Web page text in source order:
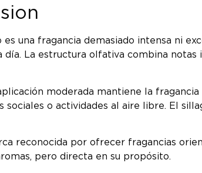
una fragancia demasiado intensa ni
La estructura olfativa combina notas
moderada mantiene la
o actividades al aire libre. El
reconocida por ofrecer fragancias
pero directa en su propósito.